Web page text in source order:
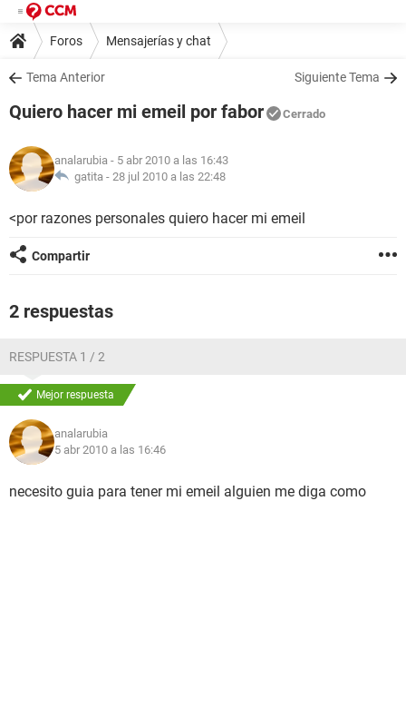
Foros Mensajerías y chat
Tema Anterior Siguiente Tema
Quiero hacer mi emeil por fabor Cerrado
analarubia - 5 abr 2010 a las 16:43
gatita - 28 jul 2010 a las 22:48
<por razones personales quiero hacer mi emeil
Compartir
2 respuestas
RESPUESTA 1 / 2
Mejor respuesta
analarubia
5 abr 2010 a las 16:46
necesito guia para tener mi emeil alguien me diga como